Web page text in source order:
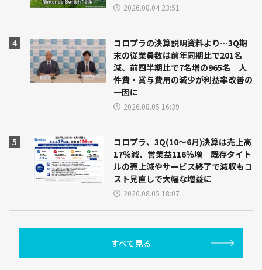
2026.08.04 23:51
コロプラの決算説明資料より…3Q期
末の従業員数は前年同期比で201名
減、前四半期比で7名増の965名 人
件費・賞与費用の減少が利益率改善の
一因に
2026.08.05 16:39
コロプラ、3Q(10～6月)決算は売上高
17％減、営業益116％増 既存タイト
ルの売上減やサービス終了で減収もコ
スト見直しで大幅な増益に
2026.08.05 18:07
すべて見る